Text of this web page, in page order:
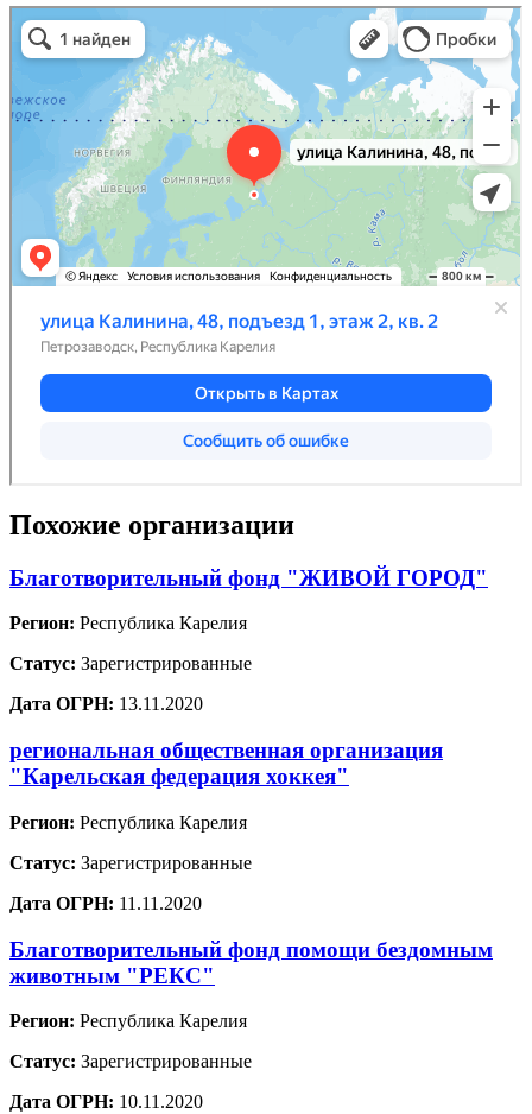
Похожие организации
Благотворительный фонд "ЖИВОЙ ГОРОД"
Регион: Республика Карелия
Статус: Зарегистрированные
Дата ОГРН: 13.11.2020
региональная общественная организация
"Карельская федерация хоккея"
Регион: Республика Карелия
Статус: Зарегистрированные
Дата ОГРН: 11.11.2020
Благотворительный фонд помощи бездомным
животным "РЕКС"
Регион: Республика Карелия
Статус: Зарегистрированные
Дата ОГРН: 10.11.2020